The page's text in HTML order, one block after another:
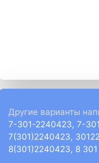
Другие варианты
7-301-2240423, 7-
7(301)2240423,
8(301)2240423, 8